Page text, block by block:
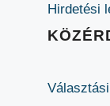
Hirdetési